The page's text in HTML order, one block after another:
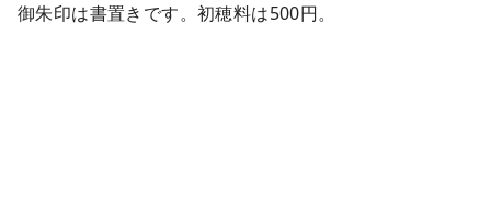
御朱印は書置きです。初穂料は500円。